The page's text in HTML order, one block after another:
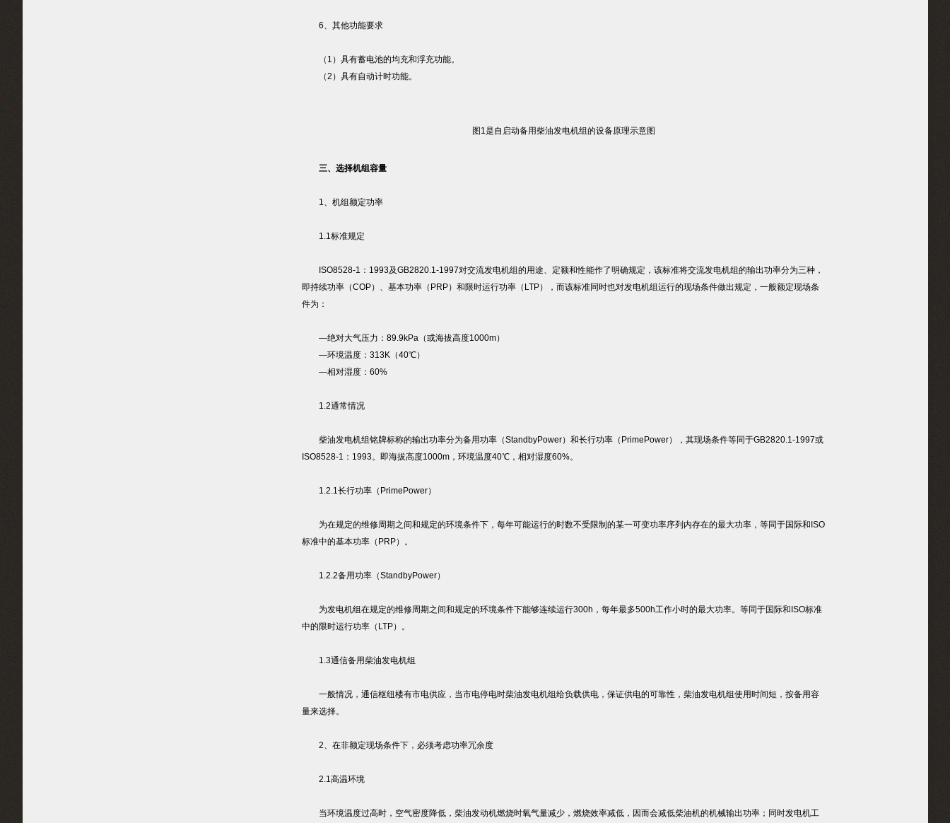
6、其他功能要求
（1）具有蓄电池的均充和浮充功能。
（2）具有自动计时功能。
图1是自启动备用柴油发电机组的设备原理示意图
三、选择机组容量
1、机组额定功率
1.1标准规定
ISO8528-1：1993及GB2820.1-1997对交流发电机组的用途、定额和性能作了明确规定，该标准将交流发电机组的输出功率分为三种，
即持续功率（COP）、基本功率（PRP）和限时运行功率（LTP），而该标准同时也对发电机组运行的现场条件做出规定，一般额定现场条
件为：
—绝对大气压力：89.9kPa（或海拔高度1000m）
—环境温度：313K（40℃）
—相对湿度：60%
1.2通常情况
柴油发电机组铭牌标称的输出功率分为备用功率（StandbyPower）和长行功率（PrimePower），其现场条件等同于GB2820.1-1997或
ISO8528-1：1993。即海拔高度1000m，环境温度40℃，相对湿度60%。
1.2.1长行功率（PrimePower）
为在规定的维修周期之间和规定的环境条件下，每年可能运行的时数不受限制的某一可变功率序列内存在的最大功率，等同于国际和ISO
标准中的基本功率（PRP）。
1.2.2备用功率（StandbyPower）
为发电机组在规定的维修周期之间和规定的环境条件下能够连续运行300h，每年最多500h工作小时的最大功率。等同于国际和ISO标准
中的限时运行功率（LTP）。
1.3通信备用柴油发电机组
一般情况，通信枢纽楼有市电供应，当市电停电时柴油发电机组给负载供电，保证供电的可靠性，柴油发电机组使用时间短，按备用容
量来选择。
2、在非额定现场条件下，必须考虑功率冗余度
2.1高温环境
当环境温度过高时，空气密度降低，柴油发动机燃烧时氧气量减少，燃烧效率减低，因而会减低柴油机的机械输出功率；同时发电机工